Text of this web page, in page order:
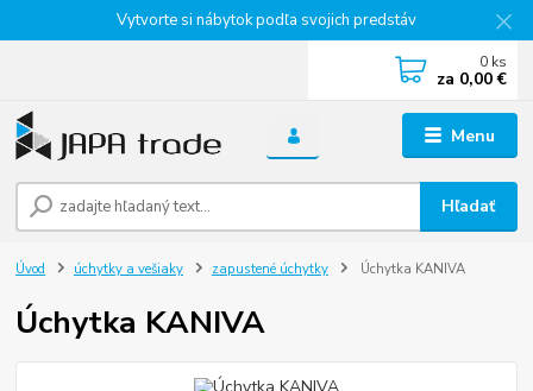
Vytvorte si nábytok podľa svojich predstáv
Menu
Hľadať
0 ks
za 0,00 €
Úvod úchytky a vešiaky zapustené úchytky Úchytka KANIVA
Úchytka KANIVA